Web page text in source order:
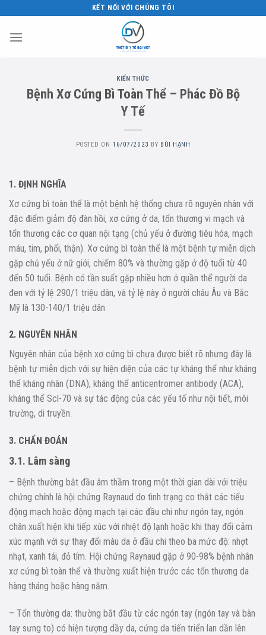
content
KẾT NỐI VỚI CHÚNG TÔI
KIẾN THỨC
Bệnh Xơ Cứng Bì Toàn Thể – Phác Đồ Bộ
Y Tế
POSTED ON 16/07/2023 BY BÙI HẠNH
1. ĐỊNH NGHĨA
Xơ cứng bì toàn thể là một bệnh hệ thống chưa rõ nguyên nhân với
đặc điểm giảm độ đàn hồi, xơ cứng ở da, tổn thương vi mạch và
tổn thương các cơ quan nội tạng (chủ yếu ở đường tiêu hóa, mạch
máu, tim, phổi, thận). Xơ cứng bì toàn thể là một bệnh tự miễn dịch
gặp chủ yếu ở nữ giới, chiếm 80% và thường gặp ở độ tuổi từ 40
đến 50 tuổi. Bệnh có tần suất gặp nhiều hơn ở quần thể người da
đen với tỷ lệ 290/1 triệu dân, và tỷ lệ này ở người châu Âu và Bắc
Mỹ là 130-140/1 triệu dân
2. NGUYÊN NHÂN
Nguyên nhân của bệnh xơ cứng bì chưa được biết rõ nhưng đây là
bệnh tự miễn dịch với sự hiện diện của các tự kháng thể như kháng
thể kháng nhân (DNA), kháng thể anticentromer antibody (ACA),
kháng thể Scl-70 và sự tác động của các yếu tố như nội tiết, môi
trường, di truyền.
3. CHẨN ĐOÁN
3.1. Lâm sàng
– Bệnh thường bắt đầu âm thầm trong một thời gian dài với triệu
chứng chính là hội chứng Raynaud do tình trạng co thắt các tiểu
động mạch hoặc động mạch tại các đầu chi như ngón tay, ngón
chân xuất hiện khi tiếp xúc với nhiệt độ lạnh hoặc khi thay đổi cảm
xúc mạnh với sự thay đổi màu da ở đầu chi theo ba mức độ: nhợt
nhạt, xanh tái, đỏ tím. Hội chứng Raynaud gặp ở 90-98% bệnh nhân
xơ cứng bì toàn thể và thường xuất hiện trước các tổn thương da
hàng tháng hoặc hàng năm.
– Tổn thường da: thường bắt đầu từ các ngón tay (ngón tay và bàn
tay sưng to) có hiện tượng dầy da, cứng da tiến triển lan dần lên